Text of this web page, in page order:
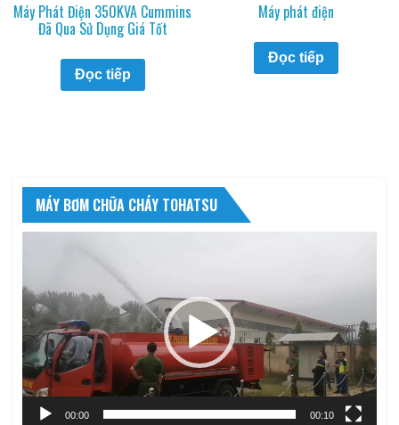
Máy Phát Điện 350KVA Cummins
Đã Qua Sử Dụng Giá Tốt
Đọc tiếp
Máy phát điện
Đọc tiếp
MÁY BƠM CHỮA CHÁY TOHATSU
Video
00:00 00:10